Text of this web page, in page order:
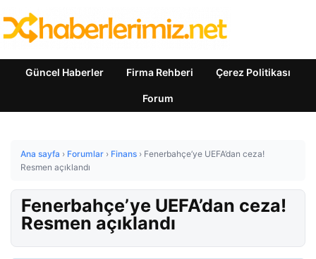
Güncel Haberler Firma Rehberi Çerez Politikası
Forum
Ana sayfa › Forumlar › Finans › Fenerbahçe’ye UEFA’dan ceza!
Resmen açıklandı
Fenerbahçe’ye UEFA’dan ceza!
Resmen açıklandı